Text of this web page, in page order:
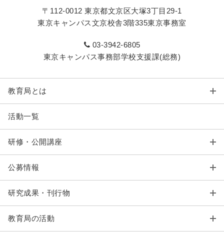
〒112-0012 東京都文京区大塚3丁目29-1
東京キャンパス文京校舎3階335東京事務室
03-3942-6805
東京キャンパス事務部学校支援課(総務)
教育局とは
活動一覧
研修・公開講座
公募情報
研究成果・刊行物
教育局の活動